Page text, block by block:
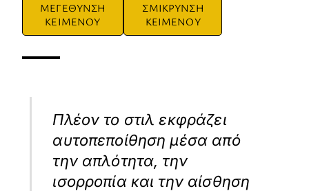
ΜΕΓΕΘΥΝΣΗ
ΚΕΙΜΕΝΟΥ
ΣΜΙΚΡΥΝΣΗ
ΚΕΙΜΕΝΟΥ
Πλέον το στιλ εκφράζει
αυτοπεποίθηση μέσα από
την απλότητα, την
ισορροπία και την αίσθηση